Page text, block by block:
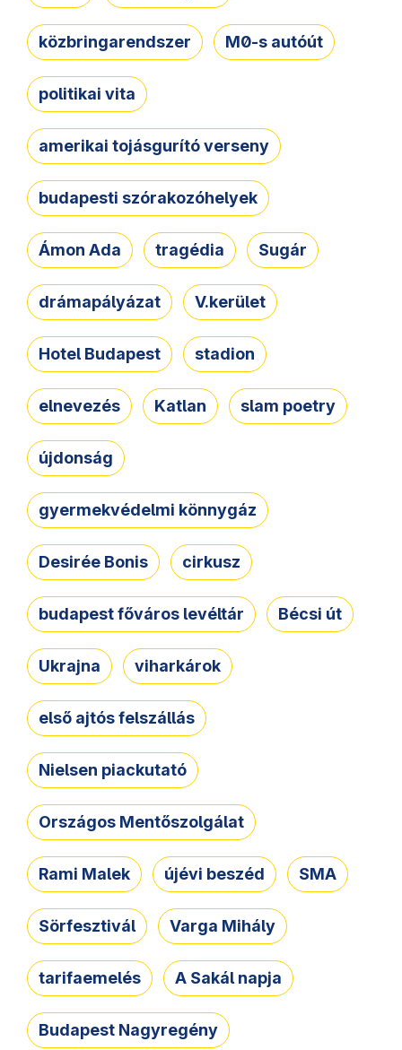
közbringarendszer M0-s autóút
politikai vita
amerikai tojásgurító verseny
budapesti szórakozóhelyek
Ámon Ada tragédia Sugár
drámapályázat V.kerület
Hotel Budapest stadion
elnevezés Katlan slam poetry
újdonság
gyermekvédelmi könnygáz
Desirée Bonis cirkusz
budapest főváros levéltár Bécsi út
Ukrajna viharkárok
első ajtós felszállás
Nielsen piackutató
Országos Mentőszolgálat
Rami Malek újévi beszéd SMA
Sörfesztivál Varga Mihály
tarifaemelés A Sakál napja
Budapest Nagyregény